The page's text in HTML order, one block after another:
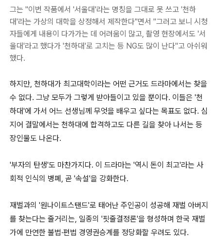
그는 "이번 작품에서 '서울대'라는 명칭을 그대로 못 쓰고 '천하
대'라는 가상의 대학을 상정해서 제작한다"면서 "그러고 보니 시청
자들에게 내용이 다가가는 데 어려움이 많고, 촬영 현장에서도 '서
울대'라고 했다가 '천하대'로 고치는 등 NG도 많이 난다"고 아쉬워
했다.
하지만, 천하대가 최고대학이라는 어떤 근거도 드라마에서는 찾을
수 없다. 그냥 모두가 그렇게 받아들이고 있을 뿐이다. 이들은 '천
하대'에 가서 어느 선생님께 무엇을 배우고 싶다는 목표도 없다. 심
지어 결말에서는 천하대에 합격하고도 다른 길을 찾아 나서는 등
장인물도 나온다.
'부자의 탄생'도 마찬가지다. 이 드라마는 '역시 돈이 최고'라는 사
회적 인식의 병폐, 곧 '속설'을 강화한다.
재벌과의 '원나이트스탠드'로 태어난 주인공이 성공해 재벌 아버지
를 찾는다는 줄거리는, 일종의 '핏줄결정론'을 형성하며 한국 재벌
가에 만연한 불법·편법 경영권승계를 정당화할 우려도 있다.